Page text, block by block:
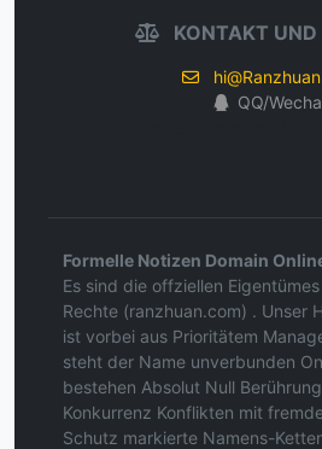
KONTAKT UND
QQ/
Formelle Notizen Domain
Es sind die offziellen
Rechte (ranzhuan.com) . Unser
ist vorbei aus Prioritätem
steht der Name unverbunden
bestehen Absolut Null
Konkurrenz Konflikten mit
Schutz markierte Namens-